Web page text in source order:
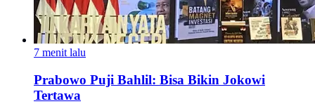
7 menit lalu
Prabowo Puji Bahlil: Bisa Bikin Jokowi
Tertawa